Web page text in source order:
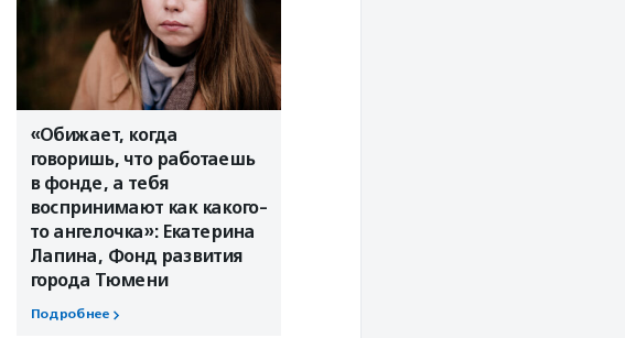
«Обижает, когда
говоришь, что работаешь
в фонде, а тебя
воспринимают как какого-
то ангелочка»: Екатерина
Лапина, Фонд развития
города Тюмени
Подробнее